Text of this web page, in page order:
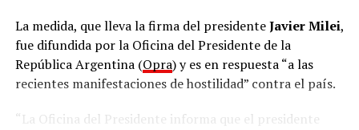
La medida, que lleva la firma del presidenteJavier Milei,
fue difundida por la Oficina del Presidente de la
República Argentina (Opra) y es en respuesta “a las
recientes manifestaciones de hostilidad” contra el país.
“La Oficina del Presidente informa que el presidente